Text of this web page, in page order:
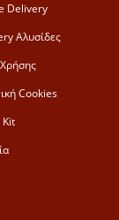
Delivery
Αλυσίδες
Cookies
Kit